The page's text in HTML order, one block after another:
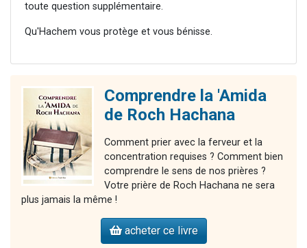
toute question supplémentaire.
Qu'Hachem vous protège et vous bénisse.
Comprendre la 'Amida
de Roch Hachana
Comment prier avec la ferveur et la
concentration requises ? Comment bien
comprendre le sens de nos prières ?
Votre prière de Roch Hachana ne sera
plus jamais la même !
acheter ce livre